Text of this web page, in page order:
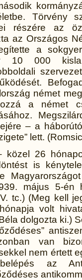
Törvény
részére az
az Országos
a
10 000
német
a német
– a
lett.
közel 26
is
május 5-én
tc.) (Meg kell
volt
dolgozta ki.)
van
nem értett
az